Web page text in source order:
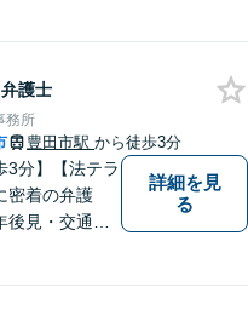
速に解決い
弁護士
務所
豊田市駅 から徒歩3分
3分】【法テラ
密着の弁護
見・交通事
詳細を見
る